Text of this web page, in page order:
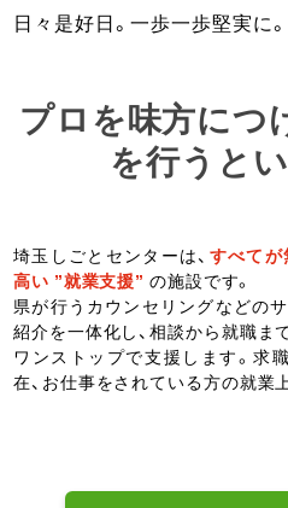
日々是好日。一歩一歩堅実に。
プロを味方につ
を行うと
埼玉しごとセンターは、 すべてが
高い ”就業支援” の施設です。
県が行うカウンセリングなどの
紹介を一体化し、相談から就職ま
ワンストップで支援します。求
在、お仕事をされている方の就業